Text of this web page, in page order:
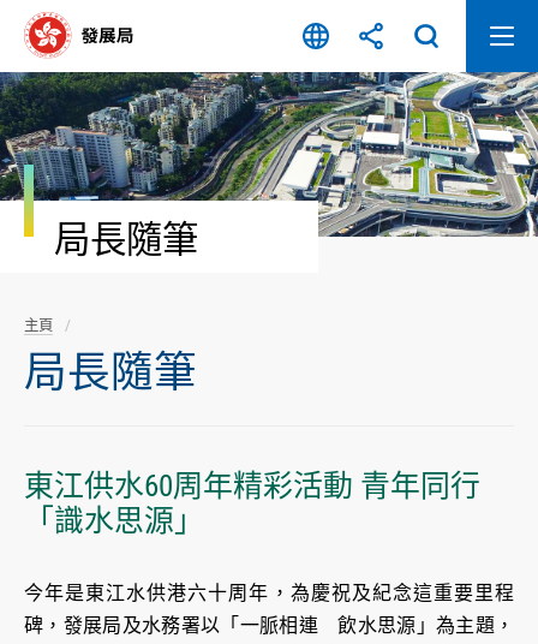
容
開
始
局長隨筆
主頁
局長隨筆
東江供水60周年精彩活動 青年同行
「識水思源」
今年是東江水供港六十周年，為慶祝及紀念這重要里程
碑，發展局及水務署以「一脈相連 飲水思源」為主題，